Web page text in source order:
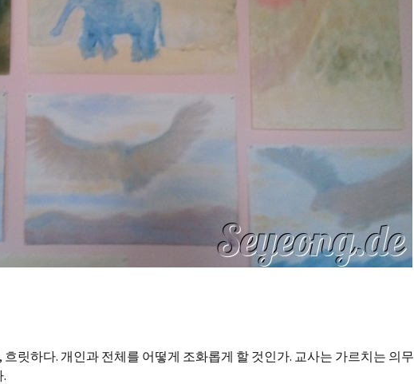
릿하다. 개인과 전체를 어떻게 조화롭게 할 것인가. 교사는 가르치는 의무